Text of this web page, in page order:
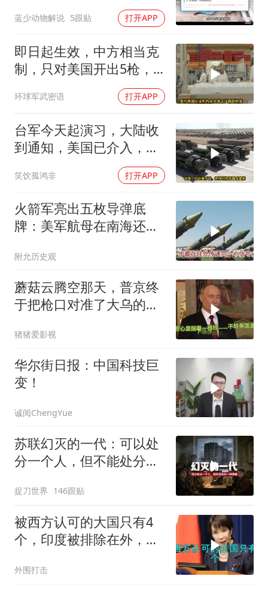
蓝少动物解说 5跟贴 打开APP
即日起生效，中方相当克
制，只对美国开出5枪，
环球军武密语 打开APP
台军今天起演习，大陆收
到通知，美国已介入，日
笑饮孤鸿非 打开APP
火箭军亮出五枚导弹底
牌：美军航母在南海还有
附允历史观
蘑菇云腾空那天，普京终
于把枪口对准了大乌的军
猪猪爱影视
华尔街日报：中国科技巨
变！
诚阅ChengYue
苏联幻灭的一代：可以处
分一个人，但不能处分一
捉刀世界 146跟贴
被西方认可的大国只有4
个，印度被排除在外，为
外围打击